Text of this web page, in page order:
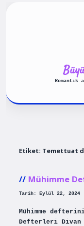
Etiket: Temettuat
Mühimme
Tarih: Eylül 22, 2024
Mühimme
Defterleri Divan